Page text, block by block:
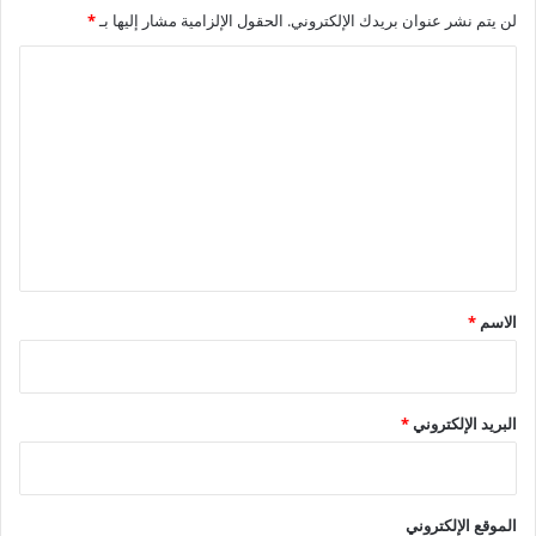
لن يتم نشر عنوان بريدك الإلكتروني. الحقول الإلزامية مشار إليها بـ*
*
الاسم *
البريد الإلكتروني*
الموقع الإلكتروني